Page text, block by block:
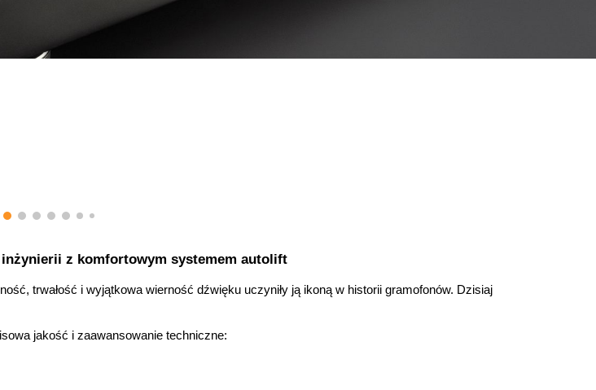
z komfortowym systemem autolift
trwałość i wyjątkowa wierność dźwięku uczyniły ją ikoną w historii gramofonów. Dzisiaj
jakość i zaawansowanie techniczne: